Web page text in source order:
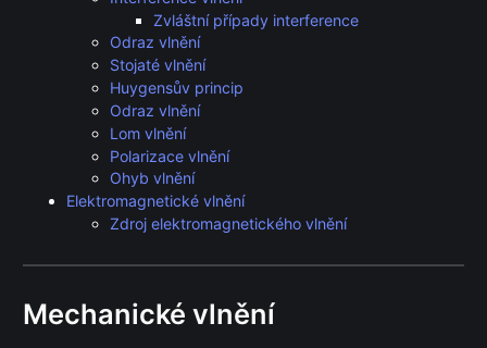
Zvláštní případy interference
Odraz vlnění
Stojaté vlnění
Huygensův princip
Odraz vlnění
Lom vlnění
Polarizace vlnění
Ohyb vlnění
Elektromagnetické vlnění
Zdroj elektromagnetického vlnění
Mechanické vlnění